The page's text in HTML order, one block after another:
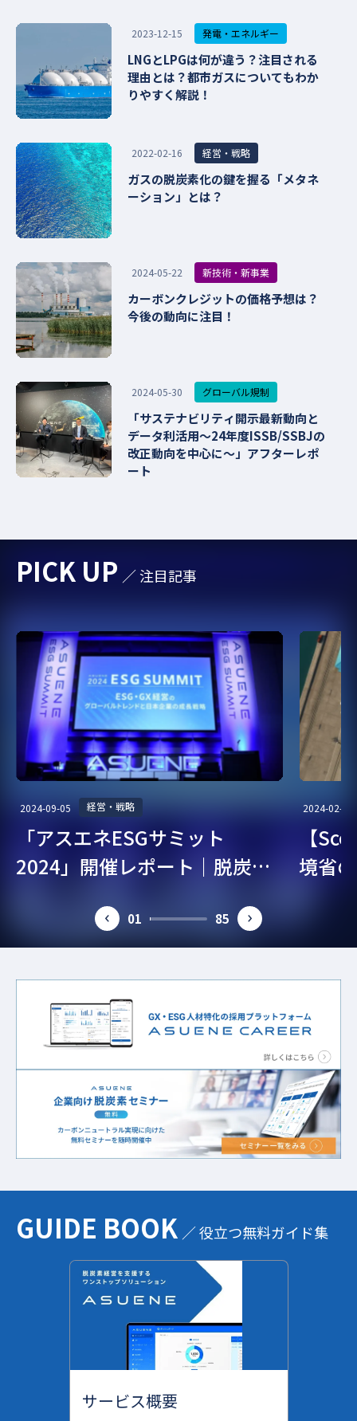
2023-12-15 発電・エネルギー
LNGとLPGは何が違う？注目される
理由とは？都市ガスについてもわか
りやすく解説！
2022-02-16 経営・戦略
ガスの脱炭素化の鍵を握る「メタネ
ーション」とは？
2024-05-22 新技術・新事業
カーボンクレジットの価格予想は？
今後の動向に注目！
2024-05-30 グローバル規制
「サステナビリティ開示最新動向と
データ利活用～24年度ISSB/SSBJの
改正動向を中心に～」アフターレポ
ート
PICK UP ／ 注目記事
2024-09-05 経営・戦略
「アスエネESGサミット
2024」開催レポート｜脱炭
2024-02-07
【
境省
prev 01 85 next
GUIDE BOOK ／ 役立つ無料ガイド集
サービス概要